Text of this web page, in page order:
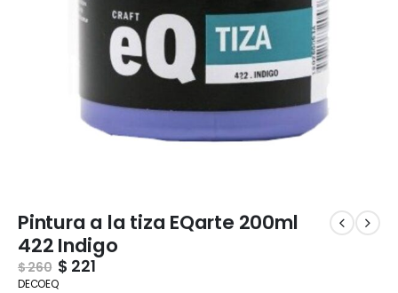
Pintura a la tiza EQarte 200ml
422 Indigo
$260 $ 221
DECOEQ